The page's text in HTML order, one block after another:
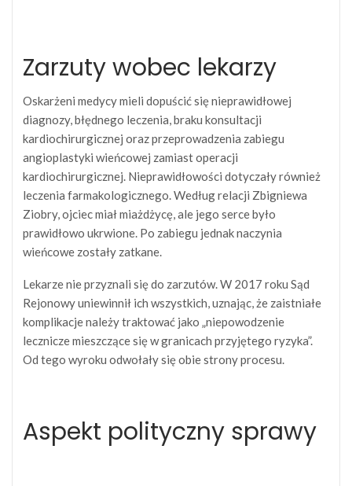
Zarzuty wobec lekarzy
Oskarżeni medycy mieli dopuścić się nieprawidłowej
diagnozy, błędnego leczenia, braku konsultacji
kardiochirurgicznej oraz przeprowadzenia zabiegu
angioplastyki wieńcowej zamiast operacji
kardiochirurgicznej. Nieprawidłowości dotyczały również
leczenia farmakologicznego. Według relacji Zbigniewa
Ziobry, ojciec miał miażdżycę, ale jego serce było
prawidłowo ukrwione. Po zabiegu jednak naczynia
wieńcowe zostały zatkane.
Lekarze nie przyznali się do zarzutów. W 2017 roku Sąd
Rejonowy uniewinnił ich wszystkich, uznając, że zaistniałe
komplikacje należy traktować jako „niepowodzenie
lecznicze mieszczące się w granicach przyjętego ryzyka”.
Od tego wyroku odwołały się obie strony procesu.
Aspekt polityczny sprawy